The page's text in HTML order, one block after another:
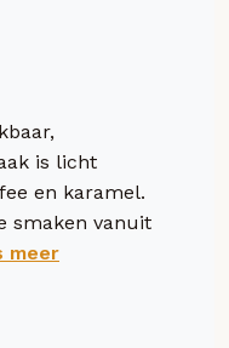
is licht
en karamel.
smaken vanuit
meer